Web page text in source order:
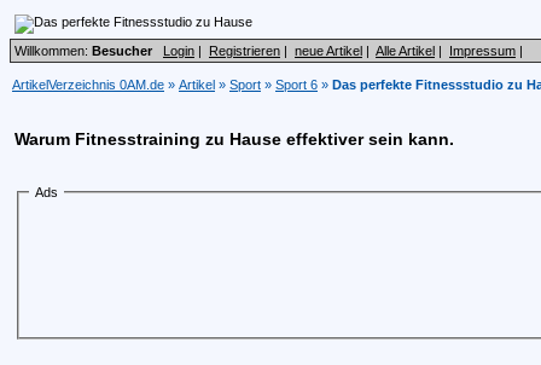
Willkommen: Besucher Login | Registrieren | neue Artikel | Alle Artikel | Impressum |
ArtikelVerzeichnis 0AM.de » Artikel » Sport » Sport 6 » Das perfekte Fitnessstudio zu
Warum Fitnesstraining zu Hause effektiver sein kann.
Ads